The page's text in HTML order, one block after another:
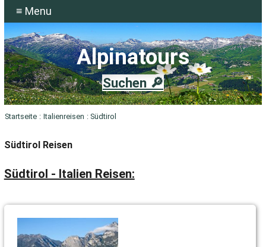
≡ Menu
Suchen 🔎
Alpinatours
Startseite : Italienreisen : Südtirol
Südtirol Reisen
Südtirol - Italien Reisen: